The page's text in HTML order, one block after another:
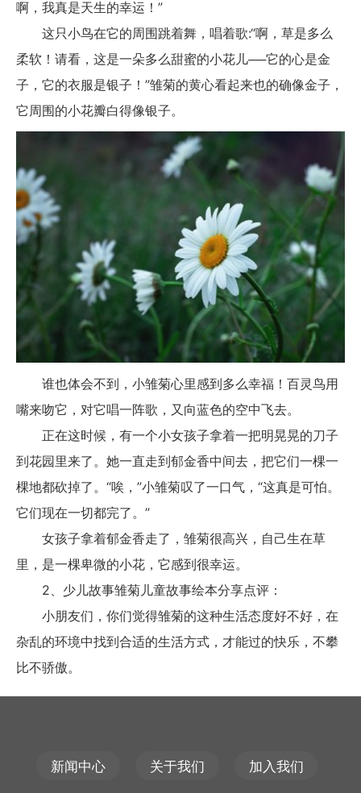
啊，我真是天生的幸运！”
这只小鸟在它的周围跳着舞，唱着歌:“啊，草是多么
柔软！请看，这是一朵多么甜蜜的小花儿──它的心是金
子，它的衣服是银子！”雏菊的黄心看起来也的确像金子，
它周围的小花瓣白得像银子。
谁也体会不到，小雏菊心里感到多么幸福！百灵鸟用
嘴来吻它，对它唱一阵歌，又向蓝色的空中飞去。
正在这时候，有一个小女孩子拿着一把明晃晃的刀子
到花园里来了。她一直走到郁金香中间去，把它们一棵一
棵地都砍掉了。“唉，”小雏菊叹了一口气，“这真是可怕。
它们现在一切都完了。”
女孩子拿着郁金香走了，雏菊很高兴，自己生在草
里，是一棵卑微的小花，它感到很幸运。
2、少儿故事雏菊儿童故事绘本分享点评：
小朋友们，你们觉得雏菊的这种生活态度好不好，在
杂乱的环境中找到合适的生活方式，才能过的快乐，不攀
比不骄傲。
新闻中心 关于我们 加入我们